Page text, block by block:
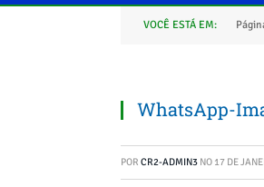
VOCÊ ESTÁ EM:
WhatsApp-
POR CR2-ADMIN3 NO 17 DE